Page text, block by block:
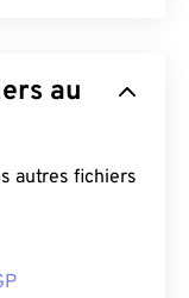
System) de
permet aux
UMTS
au
autres fichiers